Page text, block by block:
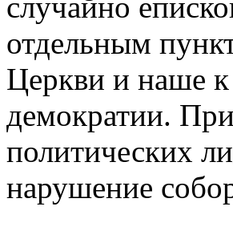
отдельным
Церкви и наше
демократии.
политических
нарушение